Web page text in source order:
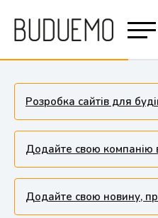
Розробка сайтів для
Додайте свою компанію
Додайте свою новину,